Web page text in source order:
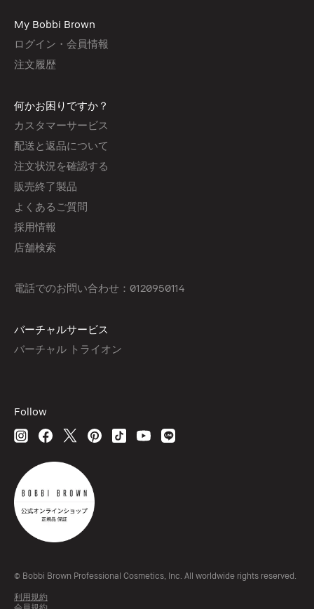
My Bobbi Brown
ログイン・会員情報
注文履歴
何かお困りですか？
カスタマーサービス
配送と返品について
注文状況を確認する
販売終了製品
よくあるご質問
採用情報
店舗検索
電話でのお問い合わせ：0120950114
バーチャルサービス
バーチャル トライオン
Follow
© Bobbi Brown Professional Cosmetics, Inc. All worldwide rights reserved.
利用規約